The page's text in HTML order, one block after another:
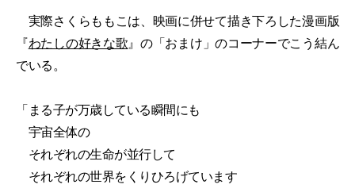
実際さくらももこは、映画に併せて描き下ろした漫画版
『わたしの好きな歌』の「おまけ」のコーナーでこう結ん
でいる。
「まる子が万歳している瞬間にも
宇宙全体の
それぞれの生命が並行して
それぞれの世界をくりひろげています